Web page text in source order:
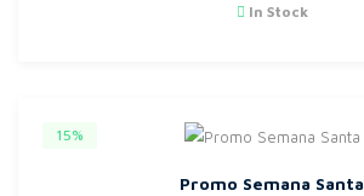
In Stock
15%
Promo Semana Santa